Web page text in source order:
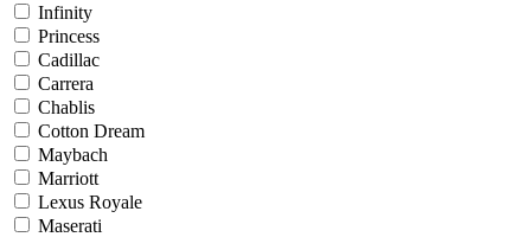
Infinity
Princess
Cadillac
Carrera
Chablis
Cotton Dream
Maybach
Marriott
Lexus Royale
Maserati